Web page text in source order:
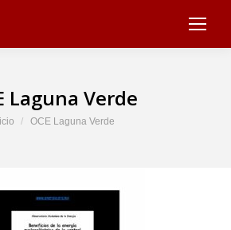
Laguna Verde
aquí:OCE Laguna Verde